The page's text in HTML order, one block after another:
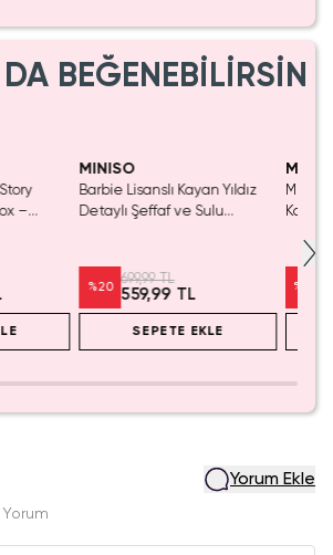
BEĞENEBİLİRSİN
–
MINISO
Barbie Lisanslı Kayan Yıldız
Detaylı Şeffaf ve Sulu
%20
699,99 TL
559,99 TL
SEPETE EKLE
Miniso
Kalem
%
Yorum Ekle